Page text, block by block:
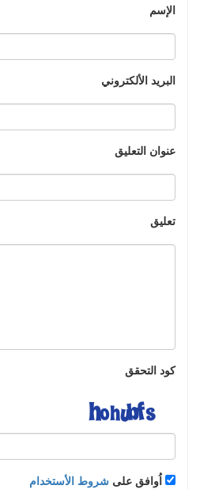
الإسم
البريد الألكتروني
عنوان التعليق
تعليق
كود التحقق
اُوافق على شروط الأستخدام